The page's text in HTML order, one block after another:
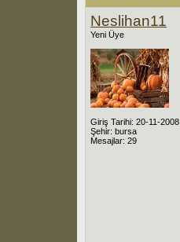
Neslihan11
Yeni Üye
Giriş Tarihi: 20-11-2008
Şehir: bursa
Mesajlar: 29